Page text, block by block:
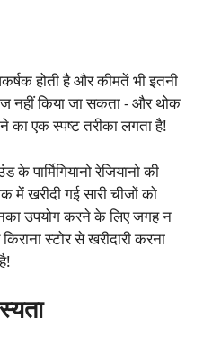
होती है और कीमतें भी इतनी
नहीं किया जा सकता - और थोक
का एक स्पष्ट तरीका लगता है!
रेजियानो की
खरीदी गई सारी चीजों को
उपयोग करने के लिए जगह न
स्टोर से खरीदारी करना